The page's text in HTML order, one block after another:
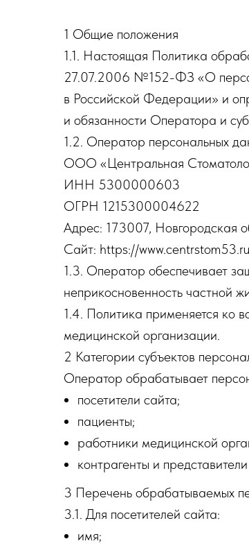
1 Общие положения
1.1. Настоящая Политика
27.07.2006 №152-ФЗ «О
в Российской Федерации» и
и обязанности Оператора и
1.2. Оператор персональных
ООО «Центральная
ИНН 5300000603
ОГРН 1215300004622
Адрес: 173007, Новгородская
Сайт: https://www.centrstom53.ru
1.3. Оператор обеспечивает
неприкосновенность частной
1.4. Политика применяется ко
медицинской организации.
2 Категории субъектов
Оператор обрабатывает
посетители сайта;
пациенты;
работники медицинской
контрагенты и
3 Перечень обрабатываемых
3.1. Для посетителей сайта:
имя;